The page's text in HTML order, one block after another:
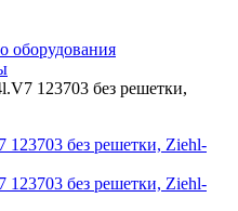
оборудования
123703 без решетки,